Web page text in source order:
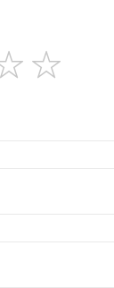
stars
4
stars